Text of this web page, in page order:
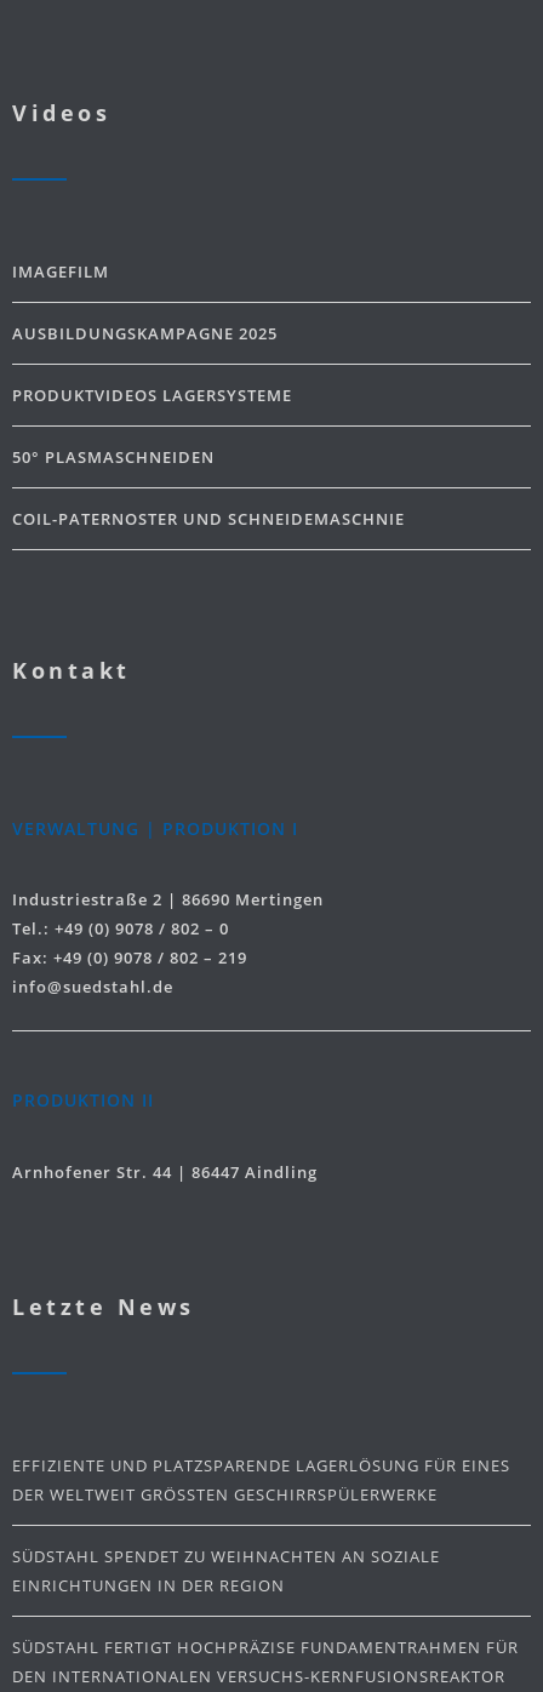
Videos
IMAGEFILM
AUSBILDUNGSKAMPAGNE 2025
PRODUKTVIDEOS LAGERSYSTEME
50° PLASMASCHNEIDEN
COIL-PATERNOSTER UND SCHNEIDEMASCHNIE
Kontakt
VERWALTUNG | PRODUKTION I
Industriestraße 2 | 86690 Mertingen
Tel.: +49 (0) 9078 / 802 – 0
Fax: +49 (0) 9078 / 802 – 219
info@suedstahl.de
PRODUKTION II
Arnhofener Str. 44 | 86447 Aindling
Letzte News
EFFIZIENTE UND PLATZSPARENDE LAGERLÖSUNG FÜR EINES
DER WELTWEIT GRÖSSTEN GESCHIRRSPÜLERWERKE
SÜDSTAHL SPENDET ZU WEIHNACHTEN AN SOZIALE
EINRICHTUNGEN IN DER REGION
SÜDSTAHL FERTIGT HOCHPRÄZISE FUNDAMENTRAHMEN FÜR
DEN INTERNATIONALEN VERSUCHS-KERNFUSIONSREAKTOR